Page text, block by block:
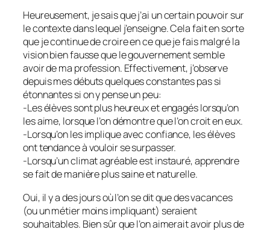
Heureusement, je sais que j’ai un certain pouvoir sur
le contexte dans lequel j’enseigne. Cela fait en sorte
que je continue de croire en ce que je fais malgré la
vision bien fausse que le gouvernement semble
avoir de ma profession. Effectivement, j’observe
depuis mes débuts quelques constantes pas si
étonnantes si on y pense un peu:
-Les élèves sont plus heureux et engagés lorsqu’on
les aime, lorsque l’on démontre que l’on croit en eux.
-Lorsqu’on les implique avec confiance, les élèves
ont tendance à vouloir se surpasser.
-Lorsqu’un climat agréable est instauré, apprendre
se fait de manière plus saine et naturelle.
Oui, il y a des jours où l’on se dit que des vacances
(ou un métier moins impliquant) seraient
souhaitables. Bien sûr que l’on aimerait avoir plus de